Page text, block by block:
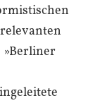
»Berliner